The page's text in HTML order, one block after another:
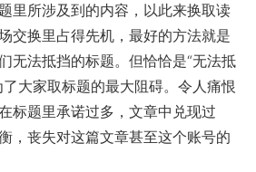
里所涉及到的内容，以此来换取读
交换里占得先机，最好的方法就是
无法抵挡的标题。但恰恰是“无法抵
大家取标题的最大阻碍。令人痛恨
标题里承诺过多，文章中兑现过
，丧失对这篇文章甚至这个账号的